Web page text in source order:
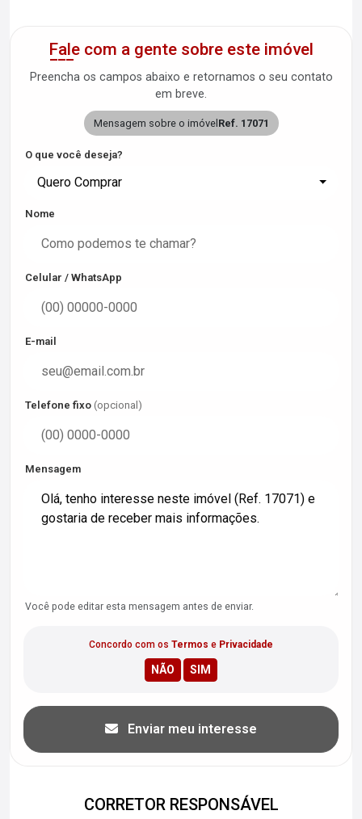
Fale com a gente sobre este imóvel
Preencha os campos abaixo e retornamos o seu contato
em breve.
Mensagem sobre o imóvel Ref. 17071
O que você deseja?
Quero Comprar
Nome
Celular / WhatsApp
E-mail
Telefone fixo (opcional)
Mensagem
Você pode editar esta mensagem antes de enviar.
Concordo com os Termos e Privacidade
Enviar meu interesse
CORRETOR RESPONSÁVEL